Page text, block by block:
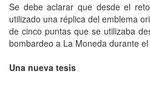
Se debe aclarar que desde el
utilizado una réplica del emblema
de cinco puntas que se utilizaba
bombardeo a La Moneda durante
Una nueva tesis